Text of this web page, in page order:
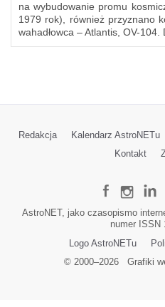
na wybudowanie promu
1979 rok), również przyznano
wahadłowca – Atlantis, OV-
Redakcja Kalendarz AstroNETu
Kontakt
AstroNET, jako czasopismo
numer ISSN
Logo AstroNETu
© 2000–2026Grafiki